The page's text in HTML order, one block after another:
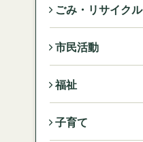
ごみ・リサイクル
市民活動
福祉
子育て